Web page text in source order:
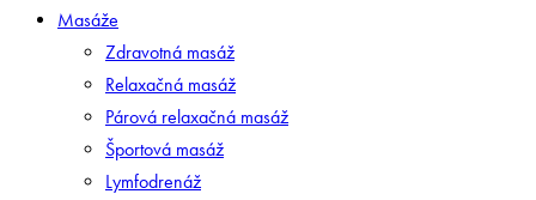
Masáže
Zdravotná masáž
Relaxačná masáž
Párová relaxačná masáž
Športová masáž
Lymfodrenáž